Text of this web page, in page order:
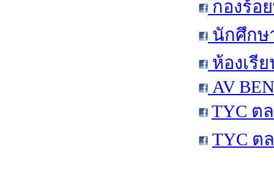
กองร้อ
นักศึกษ
ห้องเรี
AV
TYC ต
TYC ต